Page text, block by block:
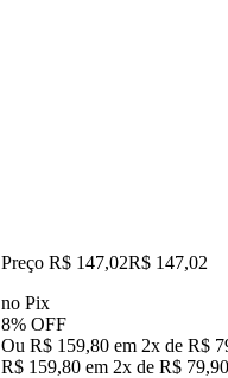
Preço R$ 147,02R$ 147,02
no Pix
8% OFF
Ou R$ 159,80 em 2x de R$
R$ 159,80 em 2x de R$ 79,90